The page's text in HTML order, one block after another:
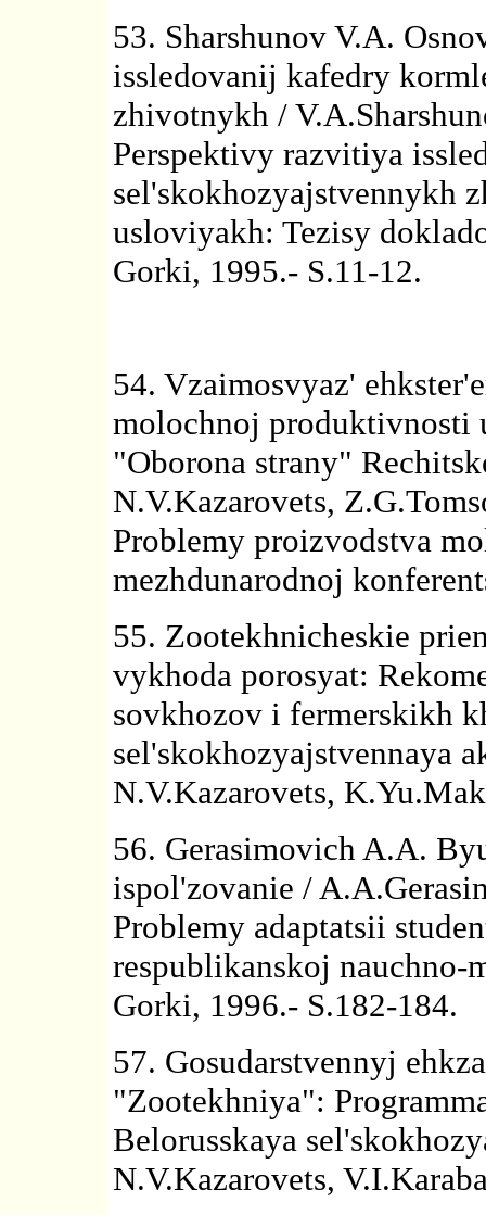
53. Sharshunov V.A.
issledovanij kafedry
zhivotnykh /
Perspektivy razvitiya
sel'skokhozyajstvennykh
usloviyakh: Tezisy
Gorki, 1995.- S.11-12.
54. Vzaimosvyaz'
molochnoj produktivnosti
"Oborona strany"
N.V.Kazarovets,
Problemy proizvodstva
mezhdunarodnoj
55. Zootekhnicheskie
vykhoda porosyat:
sovkhozov i fermerskikh
sel'skokhozyajstvennaya
N.V.Kazarovets,
56. Gerasimovich A.A.
ispol'zovanie /
Problemy adaptatsii
respublikanskoj nauchno-
Gorki, 1996.- S.182-184.
57. Gosudarstvennyj
"Zootekhniya":
Belorusskaya
N.V.Kazarovets,